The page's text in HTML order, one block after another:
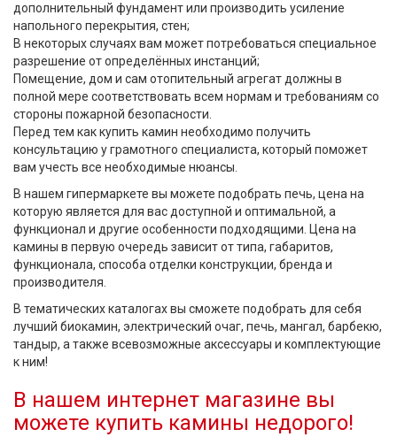
дополнительный фундамент или производить усиление
напольного перекрытия, стен;
В некоторых случаях вам может потребоваться специальное
разрешение от определённых инстанций;
Помещение, дом и сам отопительный агрегат должны в
полной мере соответствовать всем нормам и требованиям со
стороны пожарной безопасности.
Перед тем как купить камин необходимо получить
консультацию у грамотного специалиста, который поможет
вам учесть все необходимые нюансы.
В нашем гипермаркете вы можете подобрать печь, цена на
которую является для вас доступной и оптимальной, а
функционал и другие особенности подходящими. Цена на
камины в первую очередь зависит от типа, габаритов,
функционала, способа отделки конструкции, бренда и
производителя.
В тематических каталогах вы сможете подобрать для себя
лучший биокамин, электрический очаг, печь, мангал, барбекю,
тандыр, а также всевозможные аксессуары и комплектующие
к ним!
В нашем интернет магазине вы
можете купить камины недорого!